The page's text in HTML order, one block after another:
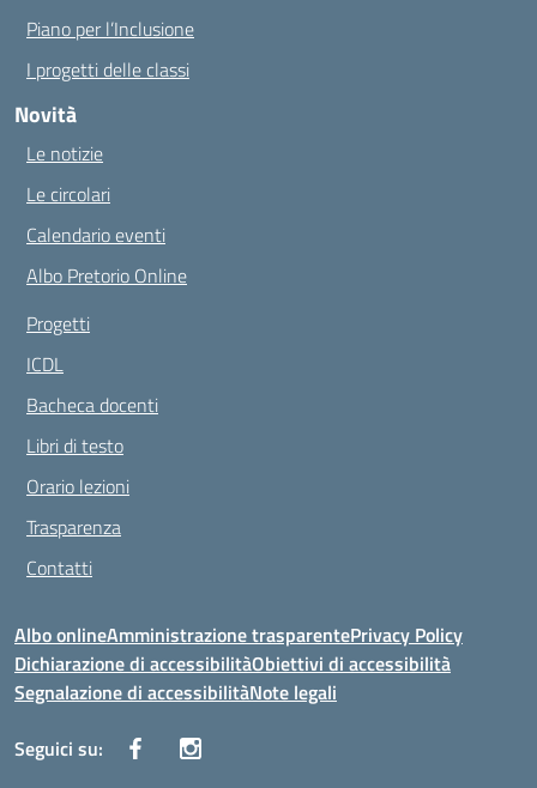
Piano per l’Inclusione
I progetti delle classi
Novità
Le notizie
Le circolari
Calendario eventi
Albo Pretorio Online
Progetti
ICDL
Bacheca docenti
Libri di testo
Orario lezioni
Trasparenza
Contatti
Albo onlineAmministrazione trasparentePrivacy Policy
Dichiarazione di accessibilitàObiettivi di accessibilità
Segnalazione di accessibilitàNote legali
Seguici su: